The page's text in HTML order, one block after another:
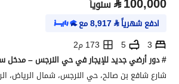
سنوياً
ادفع شهرياً⃁
8,917مع
3
5
173 م2
# دور أرضي جديد للإيجار في حي النرجس –
شارع شافع بن صالح، حي النرجس، شمال الرياض،